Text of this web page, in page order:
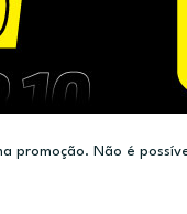
promoção. Não é